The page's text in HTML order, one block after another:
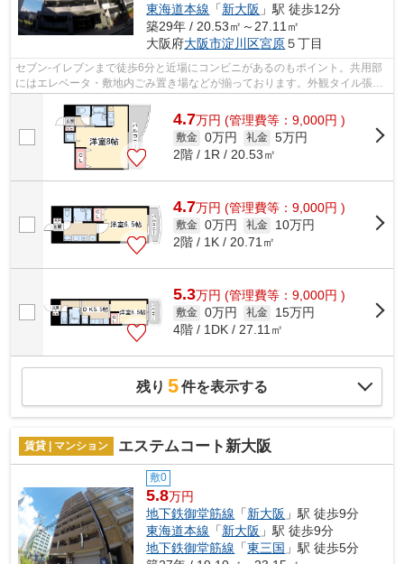
東海道本線 「新大阪 」駅 徒歩12分
築29年 / 20.53㎡～27.11㎡
大阪府大阪市淀川区宮原５丁目
セブン-イレブンまで徒歩6分と近場にコンビニがあるのもポイント。共用部
にはエレベータ・敷地内ごみ置き場などが揃っております。外観タイル張り
は、手入れを考えれば決して高価では...
4.7万円 (管理費等：9,000円 )
敷金 0万円 礼金 5万円
2階 / 1R / 20.53㎡
4.7万円 (管理費等：9,000円 )
敷金 0万円 礼金
10万円
2階 / 1K / 20.71㎡
5.3万円 (管理費等：9,000円 )
敷金 0万円 礼金
15万円
4階 / 1DK / 27.11㎡
残り 5件を表示する
賃貸 | マンション エステムコート新大阪
敷0
5.8万円
地下鉄御堂筋線 「新大阪 」駅 徒歩9分
東海道本線 「新大阪 」駅 徒歩9分
地下鉄御堂筋線 「東三国 」駅 徒歩5分